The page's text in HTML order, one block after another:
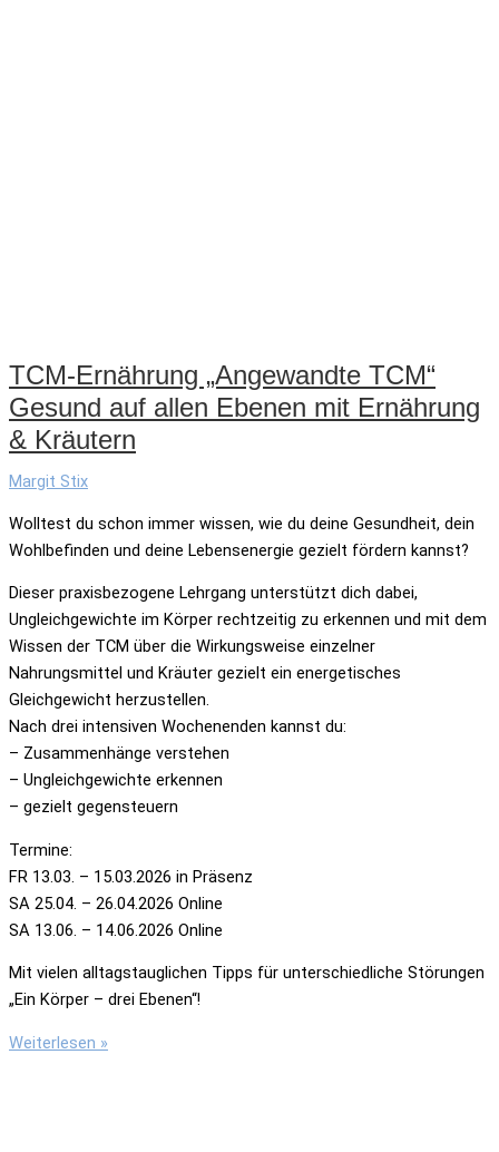
TCM-Ernährung „Angewandte TCM“
Gesund auf allen Ebenen mit Ernährung
& Kräutern
Margit Stix
Wolltest du schon immer wissen, wie du deine Gesundheit, dein
Wohlbefinden und deine Lebensenergie gezielt fördern kannst?
Dieser praxisbezogene Lehrgang unterstützt dich dabei,
Ungleichgewichte im Körper rechtzeitig zu erkennen und mit dem
Wissen der TCM über die Wirkungsweise einzelner
Nahrungsmittel und Kräuter gezielt ein energetisches
Gleichgewicht herzustellen.
Nach drei intensiven Wochenenden kannst du:
– Zusammenhänge verstehen
– Ungleichgewichte erkennen
– gezielt gegensteuern
Termine:
FR 13.03. – 15.03.2026 in Präsenz
SA 25.04. – 26.04.2026 Online
SA 13.06. – 14.06.2026 Online
Mit vielen alltagstauglichen Tipps für unterschiedliche Störungen
„Ein Körper – drei Ebenen“!
TCM-
Weiterlesen »